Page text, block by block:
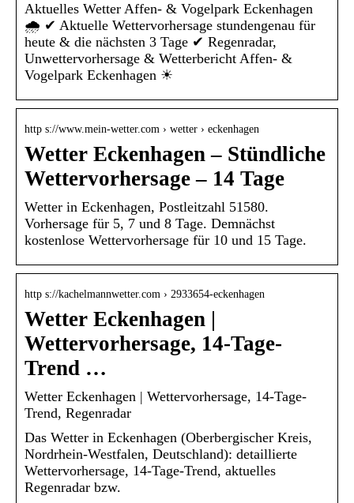
Aktuelles Wetter Affen- & Vogelpark Eckenhagen
🌧️ ✔ Aktuelle Wettervorhersage stundengenau für
heute & die nächsten 3 Tage ✔ Regenradar,
Unwettervorhersage & Wetterbericht Affen- &
Vogelpark Eckenhagen ☀
http s://www.mein-wetter.com › wetter › eckenhagen
Wetter Eckenhagen – Stündliche
Wettervorhersage – 14 Tage
Wetter in Eckenhagen, Postleitzahl 51580.
Vorhersage für 5, 7 und 8 Tage. Demnächst
kostenlose Wettervorhersage für 10 und 15 Tage.
http s://kachelmannwetter.com › 2933654-eckenhagen
Wetter Eckenhagen |
Wettervorhersage, 14-Tage-
Trend …
Wetter Eckenhagen | Wettervorhersage, 14-Tage-
Trend, Regenradar
Das Wetter in Eckenhagen (Oberbergischer Kreis,
Nordrhein-Westfalen, Deutschland): detaillierte
Wettervorhersage, 14-Tage-Trend, aktuelles
Regenradar bzw.